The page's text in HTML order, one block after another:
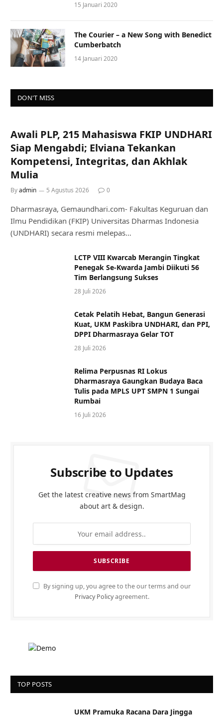
15 Januari 2020
The Courier – a New Song with Benedict
Cumberbatch
14 Januari 2020
DON'T MISS
Awali PLP, 215 Mahasiswa FKIP UNDHARI
Siap Mengabdi; Elviana Tekankan
Kompetensi, Integritas, dan Akhlak
Mulia
Byadmin 5 Agustus 2026 0
Dharmasraya, Gemaundhari.com- Fakultas Keguruan dan
Ilmu Pendidikan (FKIP) Universitas Dharmas Indonesia
(UNDHARI) secara resmi melepas…
LCTP VIII Kwarcab Merangin Tingkat
Penegak Se-Kwarda Jambi Diikuti 56
Tim Berlangsung Sukses
28 Juli 2026
Cetak Pelatih Hebat, Bangun Generasi
Kuat, UKM Paskibra UNDHARI, dan PPI,
DPPI Dharmasraya Gelar TOT
28 Juli 2026
Relima Perpusnas RI Lokus
Dharmasraya Gaungkan Budaya Baca
Tulis pada MPLS UPT SMPN 1 Sungai
Rumbai
16 Juli 2026
Subscribe to Updates
Get the latest creative news from SmartMag
about art & design.
By signing up, you agree to the our terms and our
Privacy Policyagreement.
TOP POSTS
UKM Pramuka Racana Dara Jingga